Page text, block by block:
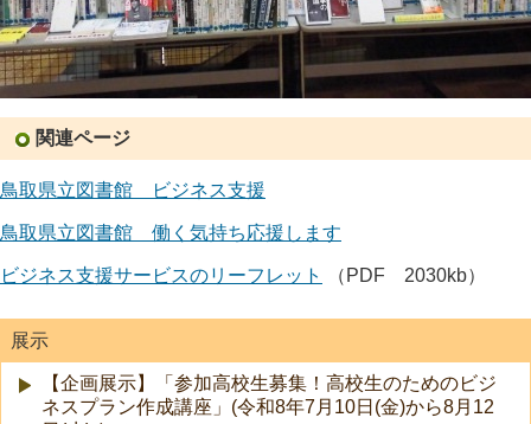
関連ページ
鳥取県立図書館 ビジネス支援
鳥取県立図書館 働く気持ち応援します
ビジネス支援サービスのリーフレット （PDF 2030kb）
展示
【企画展示】「参加高校生募集！高校生のためのビジ
ネスプラン作成講座」(令和8年7月10日(金)から8月12